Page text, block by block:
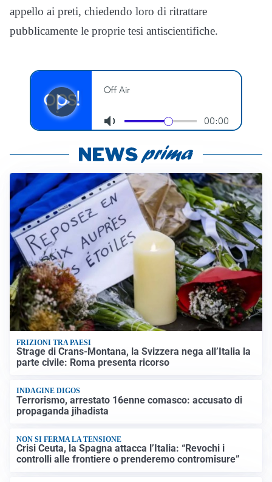
appello ai preti, chiedendo loro di ritrattare
pubblicamente le proprie tesi antiscientifiche.
FRIZIONI TRA PAESI
Strage di Crans-Montana, la Svizzera nega all’Italia la
parte civile: Roma presenta ricorso
INDAGINE DIGOS
Terrorismo, arrestato 16enne comasco: accusato di
propaganda jihadista
NON SI FERMA LA TENSIONE
Crisi Ceuta, la Spagna attacca l’Italia: “Revochi i
controlli alle frontiere o prenderemo contromisure”